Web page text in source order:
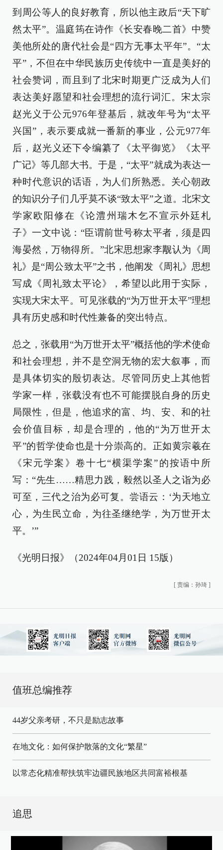
到周公等人的良好教育，所以他主政后“天下旷
然太平”。温庭筠在诗作《长安春晚二首》中赞
美他所处的唐代社会是“四方无事太平年”。“太
平”，不但在中华民族历史传统中一直是美好的
社会赞词，而且到了北宋时期更广泛成为人们
表达美好愿望和社会理想的流行词汇。宋太宗
赵光义于公元976年登基后，就改年号为“太平
兴国”，表示要成就一番新的事业，公元977年
后，赵光义还下令编纂了《太平御览》《太平
广记》等几部大书。于是，“太平”就成为表达一
种时代意识的话语，为人们所熟悉。关心朝政
的知识分子们几乎莫不谈“致太平”之道。北宋文
学家欧阳修在《论澧州瑞木乞不宣示外廷札
子》一文中说：“臣谓前世号称太平者，须是四
海晏然，万物得所。”北宋思想家李觏认为《周
礼》是“周公致太平”之书，他阐发《周礼》思想
写成《周礼致太平论》，希望以此用于实际，
实现大宋太平。可见张载的“为万世开太平”理想
具有历史感和时代性兼备的突出特点。
总之，张载用“为万世开太平”概括他的学术使命
和社会理想，并不是空洞无物的宏大叙事，而
是具体切实的殷切表达。尽管同历史上其他哲
学家一样，张载没有也不可能摆脱自身的历史
局限性，但是，他追求的富、均、安、和的社
会价值目标，却是合理的，他的“为万世开太
平”的哲学使命也是十分崇高的。正如黄宗羲在
《宋元学案》卷十七“横渠学案”的按语中所
写：“先生……精思力践，毅然以圣人之诣为必
可至，三代之治为必可复。尝语云：‘为天地立
心，为生民立命，为往圣继绝学，为万世开太
平。’”
《光明日报》（2024年04月01日 15版）
[ 责编：孙琦 ]
值班总编推荐
44岁父亲考研，不只是励志故事
在地文化：如何保护散落的文化“繁星”
以常态化精准帮扶筑牢边疆民族地区共同富裕根基
追思